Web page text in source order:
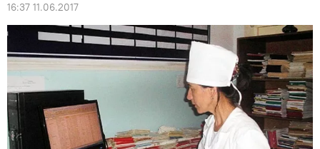
16:37 11.06.2017